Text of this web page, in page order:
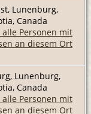
Lunenburg,
Canada
Lunenburg,
Canada